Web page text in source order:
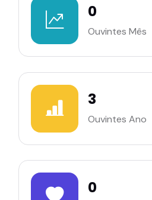
0
Ouvintes Mês
3
Ouvintes Ano
0